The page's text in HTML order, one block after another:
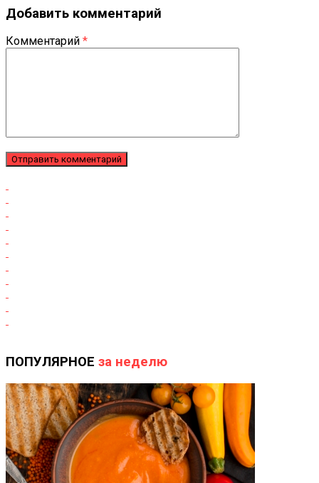
Добавить комментарий
Комментарий *
ПОПУЛЯРНОЕ за неделю